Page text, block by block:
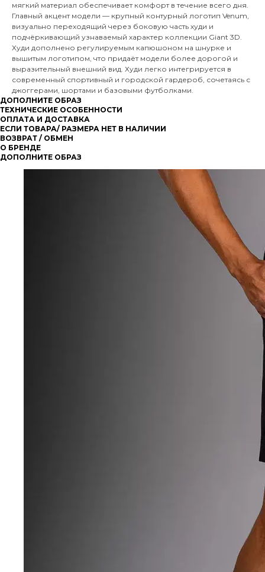
мягкий материал обеспечивает комфорт в течение всего дня.
Главный акцент модели — крупный контурный логотип Venum,
визуально переходящий через боковую часть худи и
подчёркивающий узнаваемый характер коллекции Giant 3D.
Худи дополнено регулируемым капюшоном на шнурке и
вышитым логотипом, что придаёт модели более дорогой и
выразительный внешний вид. Худи легко интегрируется в
современный спортивный и городской гардероб, сочетаясь с
джоггерами, шортами и базовыми футболками.
ДОПОЛНИТЕ ОБРАЗ
ТЕХНИЧЕСКИЕ ОСОБЕННОСТИ
ОПЛАТА И ДОСТАВКА
ЕСЛИ ТОВАРА/ РАЗМЕРА НЕТ В НАЛИЧИИ
ВОЗВРАТ / ОБМЕН
О БРЕНДЕ
ДОПОЛНИТЕ ОБРАЗ